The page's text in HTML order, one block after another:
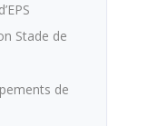
Stade de
de